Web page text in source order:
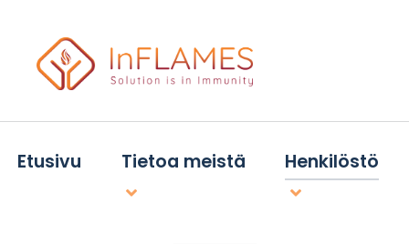
Etusivu Tietoa meistä Henkilöstö